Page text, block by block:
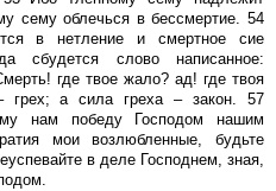
сему облечься в бессмертие. 54
в нетление и смертное сие
сбудется слово написанное:
где твое жало? ад! где твоя
а сила греха – закон. 57
нам победу Господом нашим
мои возлюбленные, будьте
в деле Господнем, зная,